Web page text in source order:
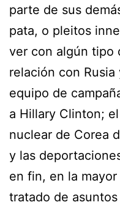
parte de sus
pata, o pleitos
ver con algún tipo
relación con
equipo de
a Hillary Clinton;
nuclear de Corea
y las
en fin, en la
tratado de